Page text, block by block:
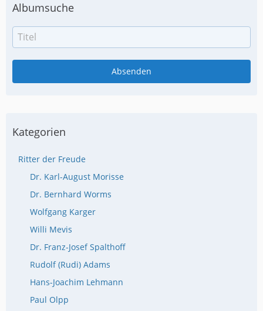
Albumsuche
Kategorien
Ritter der Freude
Dr. Karl-August Morisse
Dr. Bernhard Worms
Wolfgang Karger
Willi Mevis
Dr. Franz-Josef Spalthoff
Rudolf (Rudi) Adams
Hans-Joachim Lehmann
Paul Olpp